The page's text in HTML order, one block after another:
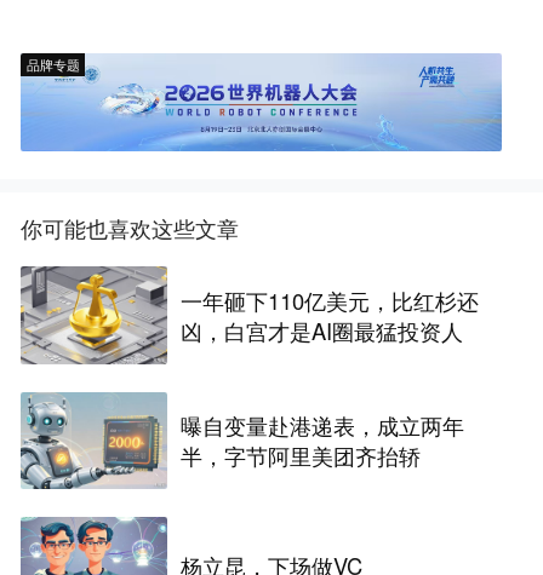
品牌专题
你可能也喜欢这些文章
一年砸下110亿美元，比红杉还
凶，白宫才是AI圈最猛投资人
曝自变量赴港递表，成立两年
半，字节阿里美团齐抬轿
杨立昆，下场做VC